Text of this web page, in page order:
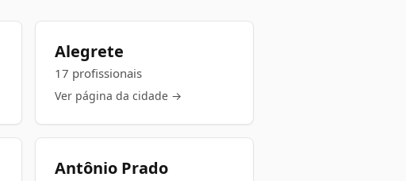
Alegrete
17 profissionais
Ver página da cidade →
Antônio Prado